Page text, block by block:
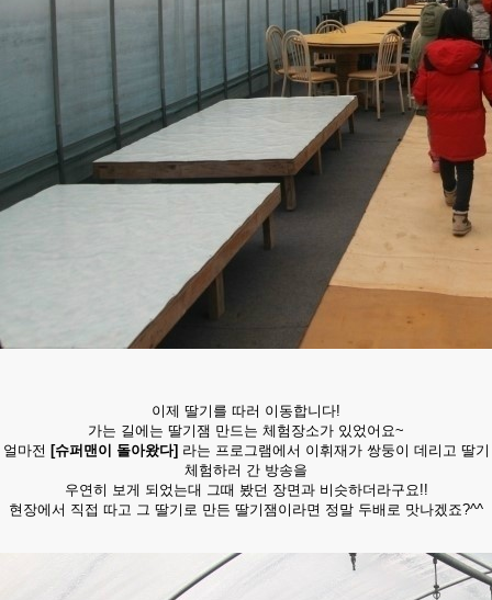
이제 딸기를 따러 이동합니다!
가는 길에는 딸기잼 만드는 체험장소가 있었어요~
얼마전 [슈퍼맨이 돌아왔다] 라는 프로그램에서 이휘재가 쌍둥이 데리고 딸기
체험하러 간 방송을
우연히 보게 되었는대 그때 봤던 장면과 비슷하더라구요!!
​현장에서 직접 따고 그 딸기로 만든 딸기잼이라면 정말 두배로 맛나겠죠?^^